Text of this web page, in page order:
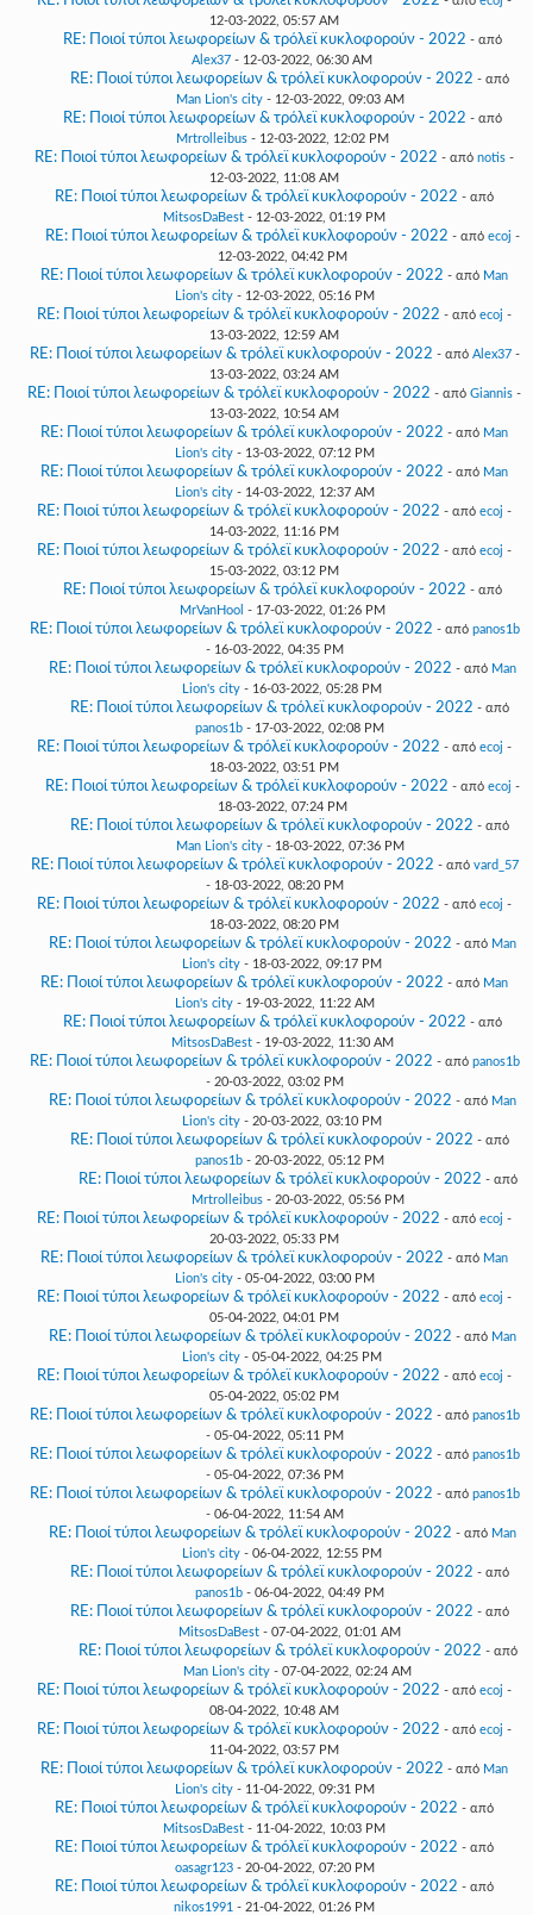
12-03-2022, 05:57 AM
RE: Ποιοί τύποι λεωφορείων & τρόλεϊ κυκλοφορούν - 2022 - από
Alex37 - 12-03-2022, 06:30 AM
RE: Ποιοί τύποι λεωφορείων & τρόλεϊ κυκλοφορούν - 2022 - από
Man Lion's city- 12-03-2022, 09:03 AM
RE: Ποιοί τύποι λεωφορείων & τρόλεϊ κυκλοφορούν - 2022 - από
Mrtrolleibus- 12-03-2022, 12:02 PM
RE: Ποιοί τύποι λεωφορείων & τρόλεϊ κυκλοφορούν - 2022 - από notis -
12-03-2022, 11:08 AM
RE: Ποιοί τύποι λεωφορείων & τρόλεϊ κυκλοφορούν - 2022 - από
MitsosDaBest - 12-03-2022, 01:19 PM
RE: Ποιοί τύποι λεωφορείων & τρόλεϊ κυκλοφορούν - 2022 - από ecoj -
12-03-2022, 04:42 PM
RE: Ποιοί τύποι λεωφορείων & τρόλεϊ κυκλοφορούν - 2022 - από Man
Lion's city- 12-03-2022, 05:16 PM
RE: Ποιοί τύποι λεωφορείων & τρόλεϊ κυκλοφορούν - 2022 - από ecoj -
13-03-2022, 12:59 AM
RE: Ποιοί τύποι λεωφορείων & τρόλεϊ κυκλοφορούν - 2022 - από Alex37-
13-03-2022, 03:24 AM
RE: Ποιοί τύποι λεωφορείων & τρόλεϊ κυκλοφορούν - 2022 - από Giannis -
13-03-2022, 10:54 AM
RE: Ποιοί τύποι λεωφορείων & τρόλεϊ κυκλοφορούν - 2022 - από Man
Lion's city- 13-03-2022, 07:12 PM
RE: Ποιοί τύποι λεωφορείων & τρόλεϊ κυκλοφορούν - 2022 - από Man
Lion's city- 14-03-2022, 12:37 AM
RE: Ποιοί τύποι λεωφορείων & τρόλεϊ κυκλοφορούν - 2022 - από ecoj -
14-03-2022, 11:16 PM
RE: Ποιοί τύποι λεωφορείων & τρόλεϊ κυκλοφορούν - 2022 - από ecoj -
15-03-2022, 03:12 PM
RE: Ποιοί τύποι λεωφορείων & τρόλεϊ κυκλοφορούν - 2022 - από
MrVanHool - 17-03-2022, 01:26 PM
RE: Ποιοί τύποι λεωφορείων & τρόλεϊ κυκλοφορούν - 2022 - από panos1b
- 16-03-2022, 04:35 PM
RE: Ποιοί τύποι λεωφορείων & τρόλεϊ κυκλοφορούν - 2022 - από Man
Lion's city - 16-03-2022, 05:28 PM
RE: Ποιοί τύποι λεωφορείων & τρόλεϊ κυκλοφορούν - 2022 - από
panos1b - 17-03-2022, 02:08 PM
RE: Ποιοί τύποι λεωφορείων & τρόλεϊ κυκλοφορούν - 2022 - από ecoj -
18-03-2022, 03:51 PM
RE: Ποιοί τύποι λεωφορείων & τρόλεϊ κυκλοφορούν - 2022 - από ecoj -
18-03-2022, 07:24 PM
RE: Ποιοί τύποι λεωφορείων & τρόλεϊ κυκλοφορούν - 2022 - από
Man Lion's city- 18-03-2022, 07:36 PM
RE: Ποιοί τύποι λεωφορείων & τρόλεϊ κυκλοφορούν - 2022 - από vard_57
- 18-03-2022, 08:20 PM
RE: Ποιοί τύποι λεωφορείων & τρόλεϊ κυκλοφορούν - 2022 - από ecoj -
18-03-2022, 08:20 PM
RE: Ποιοί τύποι λεωφορείων & τρόλεϊ κυκλοφορούν - 2022 - από Man
Lion's city - 18-03-2022, 09:17 PM
RE: Ποιοί τύποι λεωφορείων & τρόλεϊ κυκλοφορούν - 2022 - από Man
Lion's city- 19-03-2022, 11:22 AM
RE: Ποιοί τύποι λεωφορείων & τρόλεϊ κυκλοφορούν - 2022 - από
MitsosDaBest- 19-03-2022, 11:30 AM
RE: Ποιοί τύποι λεωφορείων & τρόλεϊ κυκλοφορούν - 2022 - από panos1b
- 20-03-2022, 03:02 PM
RE: Ποιοί τύποι λεωφορείων & τρόλεϊ κυκλοφορούν - 2022 - από Man
Lion's city - 20-03-2022, 03:10 PM
RE: Ποιοί τύποι λεωφορείων & τρόλεϊ κυκλοφορούν - 2022 - από
panos1b - 20-03-2022, 05:12 PM
RE: Ποιοί τύποι λεωφορείων & τρόλεϊ κυκλοφορούν - 2022 - από
Mrtrolleibus- 20-03-2022, 05:56 PM
RE: Ποιοί τύποι λεωφορείων & τρόλεϊ κυκλοφορούν - 2022 - από ecoj -
20-03-2022, 05:33 PM
RE: Ποιοί τύποι λεωφορείων & τρόλεϊ κυκλοφορούν - 2022 - από Man
Lion's city- 05-04-2022, 03:00 PM
RE: Ποιοί τύποι λεωφορείων & τρόλεϊ κυκλοφορούν - 2022 - από ecoj -
05-04-2022, 04:01 PM
RE: Ποιοί τύποι λεωφορείων & τρόλεϊ κυκλοφορούν - 2022 - από Man
Lion's city - 05-04-2022, 04:25 PM
RE: Ποιοί τύποι λεωφορείων & τρόλεϊ κυκλοφορούν - 2022 - από ecoj -
05-04-2022, 05:02 PM
RE: Ποιοί τύποι λεωφορείων & τρόλεϊ κυκλοφορούν - 2022 - από panos1b
- 05-04-2022, 05:11 PM
RE: Ποιοί τύποι λεωφορείων & τρόλεϊ κυκλοφορούν - 2022 - από panos1b
- 05-04-2022, 07:36 PM
RE: Ποιοί τύποι λεωφορείων & τρόλεϊ κυκλοφορούν - 2022 - από panos1b
- 06-04-2022, 11:54 AM
RE: Ποιοί τύποι λεωφορείων & τρόλεϊ κυκλοφορούν - 2022 - από Man
Lion's city - 06-04-2022, 12:55 PM
RE: Ποιοί τύποι λεωφορείων & τρόλεϊ κυκλοφορούν - 2022 - από
panos1b - 06-04-2022, 04:49 PM
RE: Ποιοί τύποι λεωφορείων & τρόλεϊ κυκλοφορούν - 2022 - από
MitsosDaBest - 07-04-2022, 01:01 AM
RE: Ποιοί τύποι λεωφορείων & τρόλεϊ κυκλοφορούν - 2022 - από
Man Lion's city - 07-04-2022, 02:24 AM
RE: Ποιοί τύποι λεωφορείων & τρόλεϊ κυκλοφορούν - 2022 - από ecoj -
08-04-2022, 10:48 AM
RE: Ποιοί τύποι λεωφορείων & τρόλεϊ κυκλοφορούν - 2022 - από ecoj -
11-04-2022, 03:57 PM
RE: Ποιοί τύποι λεωφορείων & τρόλεϊ κυκλοφορούν - 2022 - από Man
Lion's city- 11-04-2022, 09:31 PM
RE: Ποιοί τύποι λεωφορείων & τρόλεϊ κυκλοφορούν - 2022 - από
MitsosDaBest - 11-04-2022, 10:03 PM
RE: Ποιοί τύποι λεωφορείων & τρόλεϊ κυκλοφορούν - 2022 - από
oasagr123- 20-04-2022, 07:20 PM
RE: Ποιοί τύποι λεωφορείων & τρόλεϊ κυκλοφορούν - 2022 - από
nikos1991 - 21-04-2022, 01:26 PM